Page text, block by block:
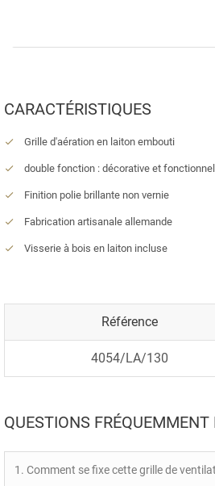
CARACTÉRISTIQUES
Grille d'aération en laiton embouti
double fonction : décorative et
Finition polie brillante non vernie
Fabrication artisanale allemande
Visserie à bois en laiton incluse
Référence
4054/LA/130
QUESTIONS FRÉQUEMMENT
1. Comment se fixe cette grille de